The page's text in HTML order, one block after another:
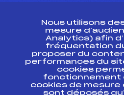
Ressources
Pass’Neige
Projet sportif fédéral
Projet de performance
Nous utilisons
mesure
Analytics) afin
fréquentation
proposer du
performances du
cookies
fonctionnement
cookies de mesure
sont déposés